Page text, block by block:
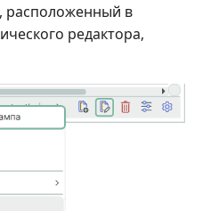
расположенный в
редактора,